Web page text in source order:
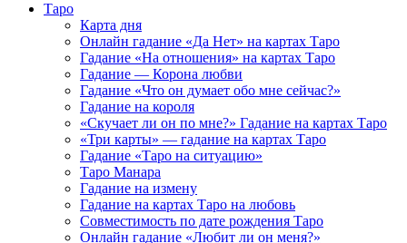
Таро
Карта дня
Онлайн гадание «Да Нет» на картах Таро
Гадание «На отношения» на картах Таро
Гадание — Корона любви
Гадание «Что он думает обо мне сейчас?»
Гадание на короля
«Скучает ли он по мне?» Гадание на картах Таро
«Три карты» — гадание на картах Таро
Гадание «Таро на ситуацию»
Таро Манара
Гадание на измену
Гадание на картах Таро на любовь
Совместимость по дате рождения Таро
Онлайн гадание «Любит ли он меня?»